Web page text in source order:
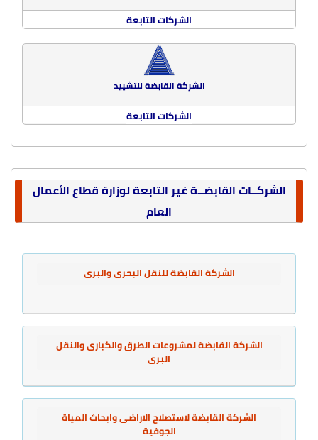
الشركات التابعة
الشركة القابضة للتشييد
الشركات التابعة
الشركــات القابضــة غير التابعة لوزارة قطاع الأعمال
العام
الشركة القابضة للنقل البحرى والبرى
الشركة القابضة لمشروعات الطرق والكبارى والنقل
البرى
الشركة القابضة لاستصلاح الاراضى وابحاث المياة
الجوفية